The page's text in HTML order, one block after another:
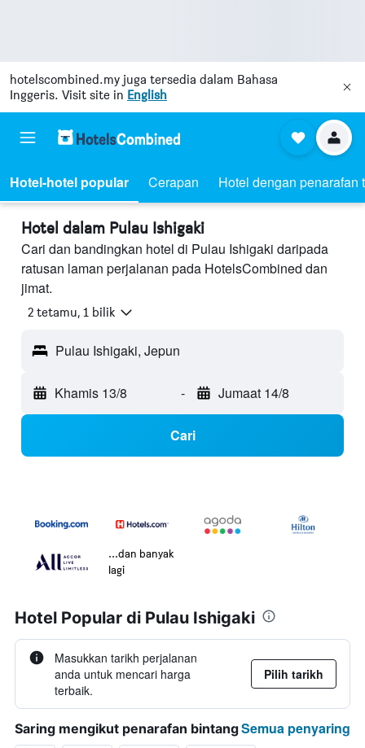
hotelscombined.my juga tersedia dalam Bahasa
Inggeris. Visit site in English
Hotel-hotel popular Cerapan Hotel dengan penarafan
Hotel dalam Pulau Ishigaki
Cari dan bandingkan hotel di Pulau Ishigaki daripada
ratusan laman perjalanan pada HotelsCombined dan
jimat.
2 tetamu, 1 bilik
Pulau Ishigaki, Jepun
Khamis 13/8 - Jumaat 14/8
Cari
...dan banyak
lagi
Hotel Popular di Pulau Ishigaki
Masukkan tarikh perjalanan
anda untuk mencari harga
terbaik.
Pilih tarikh
Saring mengikut penarafan bintangSemua penyaring